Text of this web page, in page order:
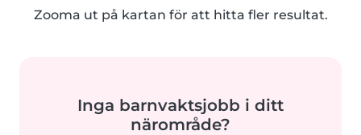
Zooma ut på kartan för att hitta fler resultat.
Inga barnvaktsjobb i ditt
närområde?